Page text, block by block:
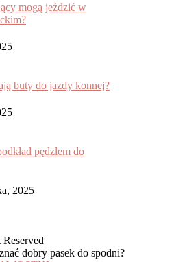
mogą jeździć w
buty do jazdy konnej?
pędzlem do
2025
dobry pasek do spodni?